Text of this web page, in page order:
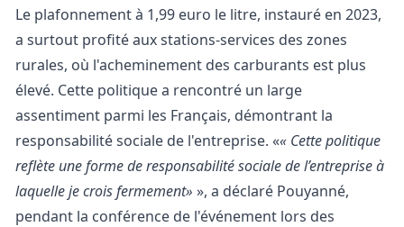
Le plafonnement à 1,99 euro le litre, instauré en 2023,
a surtout profité aux stations-services des zones
rurales, où l'acheminement des carburants est plus
élevé. Cette politique a rencontré un large
assentiment parmi les Français, démontrant la
responsabilité sociale de l'entreprise. « Cette politique
reflète une forme de responsabilité sociale de l’entreprise à
laquelle je crois fermement », a déclaré Pouyanné,
pendant la conférence de l'événement lors des